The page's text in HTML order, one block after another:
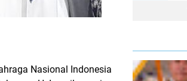
Nasional Indonesia